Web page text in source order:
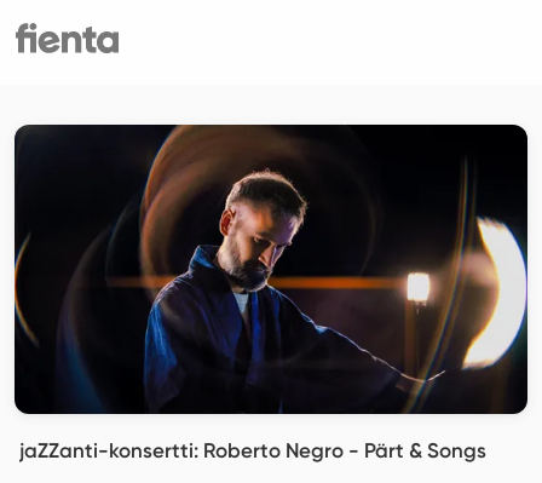
jaZZanti-konsertti: Roberto Negro - Pärt & Songs